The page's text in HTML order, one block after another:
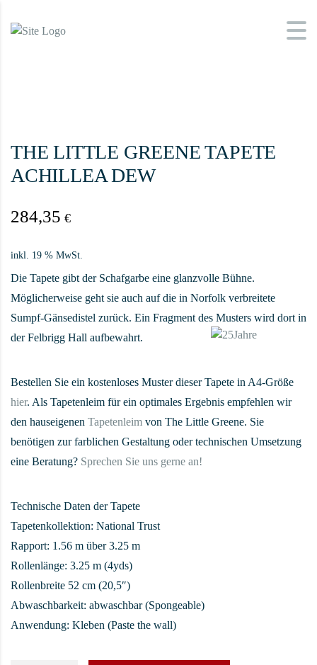
THE LITTLE GREENE TAPETE
ACHILLEA DEW
284,35 €
inkl. 19 % MwSt.
Die Tapete gibt der Schafgarbe eine glanzvolle Bühne.
Möglicherweise geht sie auch auf die in Norfolk verbreitete
Sumpf-Gänsedistel zurück. Ein Fragment des Musters wird dort in
der Felbrigg Hall aufbewahrt.
Bestellen Sie ein kostenloses Muster dieser Tapete in A4-Größe
hier. Als Tapetenleim für ein optimales Ergebnis empfehlen wir
den hauseigenen Tapetenleim von The Little Greene. Sie
benötigen zur farblichen Gestaltung oder technischen Umsetzung
eine Beratung? Sprechen Sie uns gerne an!
Technische Daten der Tapete
Tapetenkollektion: National Trust
Rapport: 1.56 m über 3.25 m
Rollenlänge: 3.25 m (4yds)
Rollenbreite 52 cm (20,5″)
Abwaschbarkeit: abwaschbar (Spongeable)
Anwendung: Kleben (Paste the wall)